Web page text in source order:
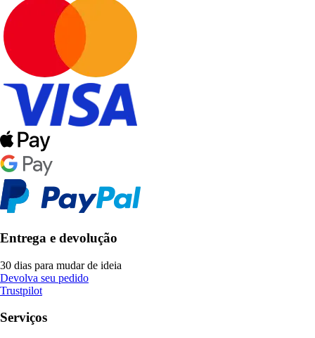
Entrega e devolução
30 dias para mudar de ideia
Devolva seu pedido
Trustpilot
Serviços